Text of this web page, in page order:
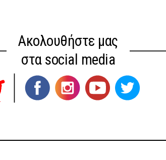
Ακολουθήστε μας
στα social media